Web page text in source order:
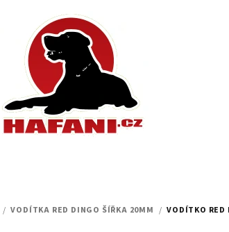
/ VODÍTKA RED DINGO ŠÍŘKA 20MM / VODÍTKO RED